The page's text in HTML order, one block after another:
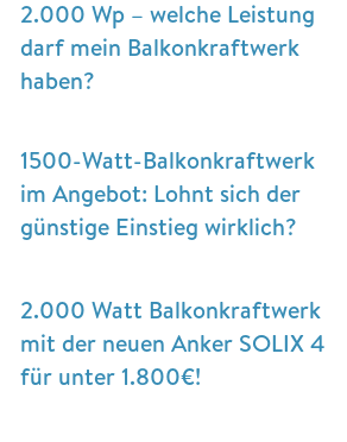
2.000 Wp – welche Leistung
darf mein Balkonkraftwerk
haben?
1500-Watt-Balkonkraftwerk
im Angebot: Lohnt sich der
günstige Einstieg wirklich?
2.000 Watt Balkonkraftwerk
mit der neuen Anker SOLIX 4
für unter 1.800€!